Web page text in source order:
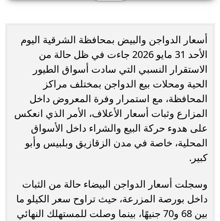
أسعار الدواجن والبيض بمحافظة الشرقية اليوم
الأحد 31 مايو 2026 جاءت في ظل حالة من
الاستقرار النسبي التي سادت أسواق الطيور
الحية ومحلات بيع الدواجن بمختلف مراكز
المحافظة، مع استمرار وفرة المعروض داخل
المزارع وثبات أسعار الأعلاف، الأمر الذي انعكس
على هدوء حركة البيع والشراء داخل الأسواق
المحلية، خاصة في مدن الزقازيق وبلبيس وأبو
كبير.
وسجلت أسعار الدواجن البيضاء حالة من الثبات
داخل بورصة المزرعة، حيث تراوح سعر الكيلو ما
بين 68 و70 جنيهًا، بينما وصلت للمستهلك النهائي